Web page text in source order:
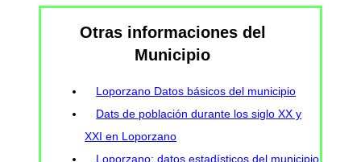
Otras informaciones del
Municipio
Loporzano Datos básicos del municipio
Dats de población durante los siglo XX y
XXI en Loporzano
Loporzano: datos estadísticos del municipio